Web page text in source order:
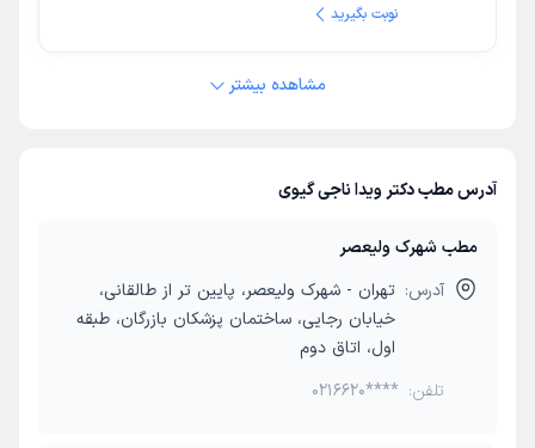
نوبت بگیرید
مشاهده بیشتر
آدرس مطب دکتر ویدا ناجی گیوی
مطب شهرک ولیعصر
آدرس: تهران - شهرک ولیعصر، پایین تر از طالقانی،
خیابان رجایی، ساختمان پزشکان بازرگان، طبقه
اول، اتاق دوم
تلفن: 0216620****